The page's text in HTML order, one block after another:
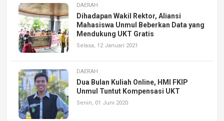
DAERAH
Dihadapan Wakil Rektor, Aliansi
Mahasiswa Unmul Beberkan Data yang
Mendukung UKT Gratis
Selasa, 12 Januari 2021
DAERAH
Dua Bulan Kuliah Online, HMI FKIP
Unmul Tuntut Kompensasi UKT
Senin, 01 Juni 2020